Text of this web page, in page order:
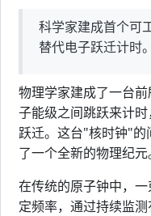
科学家建成首个可
替代电子跃迁计时。
物理学家建成了一台
子能级之间跳跃来计
跃迁。这台"核时钟"
了一个全新的物理纪元
在传统的原子钟中，
定频率，通过持续监